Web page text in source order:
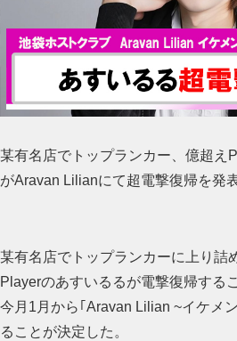
某有名店でトップランカー、億超え
がAravan Lilianにて超電撃復帰を発
某有名店でトップランカーに上り詰
Playerのあすいるるが電撃復帰する
今月1月から｢Aravan Lilian ~イケメ
ることが決定した。